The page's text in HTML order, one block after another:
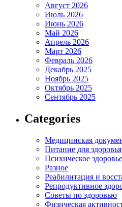
Август 2026
Июль 2026
Июнь 2026
Май 2026
Апрель 2026
Март 2026
Февраль 2026
Декабрь 2025
Ноябрь 2025
Октябрь 2025
Сентябрь 2025
Categories
Медицинская
Питание для здоровья
Психическое здоровье
Разное
Реабилитация и
Репродуктивное
Советы по здоровью
Физическая